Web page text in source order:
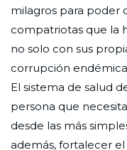
milagros para poder
compatriotas que la
no solo con sus
corrupción
El sistema de salud
persona que
desde las más
además, fortalecer